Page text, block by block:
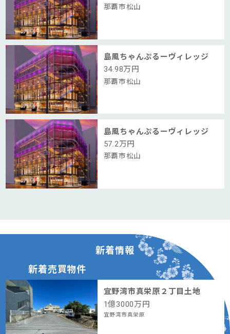
那覇市松山
島風ちゃんぷるーヴィレッジ
34.98万円
那覇市松山
島風ちゃんぷるーヴィレッジ
57.2万円
那覇市松山
新着情報
新着売買物件
宜野湾市真栄原２丁目土地
1億3000万円
宜野湾市真栄原